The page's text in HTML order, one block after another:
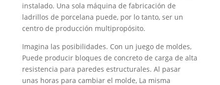
instalado. Una sola máquina de fabricación de
ladrillos de porcelana puede, por lo tanto, ser un
centro de producción multipropósito.
Imagina las posibilidades. Con un juego de moldes,
Puede producir bloques de concreto de carga de alta
resistencia para paredes estructurales. Al pasar
unas horas para cambiar el molde, La misma